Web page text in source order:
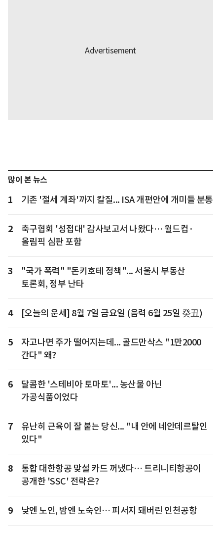
많이 본 뉴스
1 기존 '절세 계좌'까지 칼질... ISA 개편안에 개미들 분통
2
축구협회 '성접대' 감사보고서 나왔다… 월드컵·
올림픽 심판 포함
3
"국가 폭력" "돈키호테 정책"... 서울시 부동산
토론회, 정부 난타
4 [오늘의 운세] 8월 7일 금요일 (음력 6월 25일 癸丑)
5
자고나면 주가 떨어지는데... 골드만삭스 "1만2000
간다" 왜?
6
달콤한 '스테비아 토마토'... 농산물 아닌
가공식품이었다
7
유난히 근육이 잘 붙는 당신... "내 안에 네안데르탈인
있다"
8
통합 대한항공 맞설 카드 꺼냈다… 트리니티항공이
공개한 'SSC' 전략은?
9 낮엔 노인, 밤엔 노숙인… 피서지 돼버린 인천공항